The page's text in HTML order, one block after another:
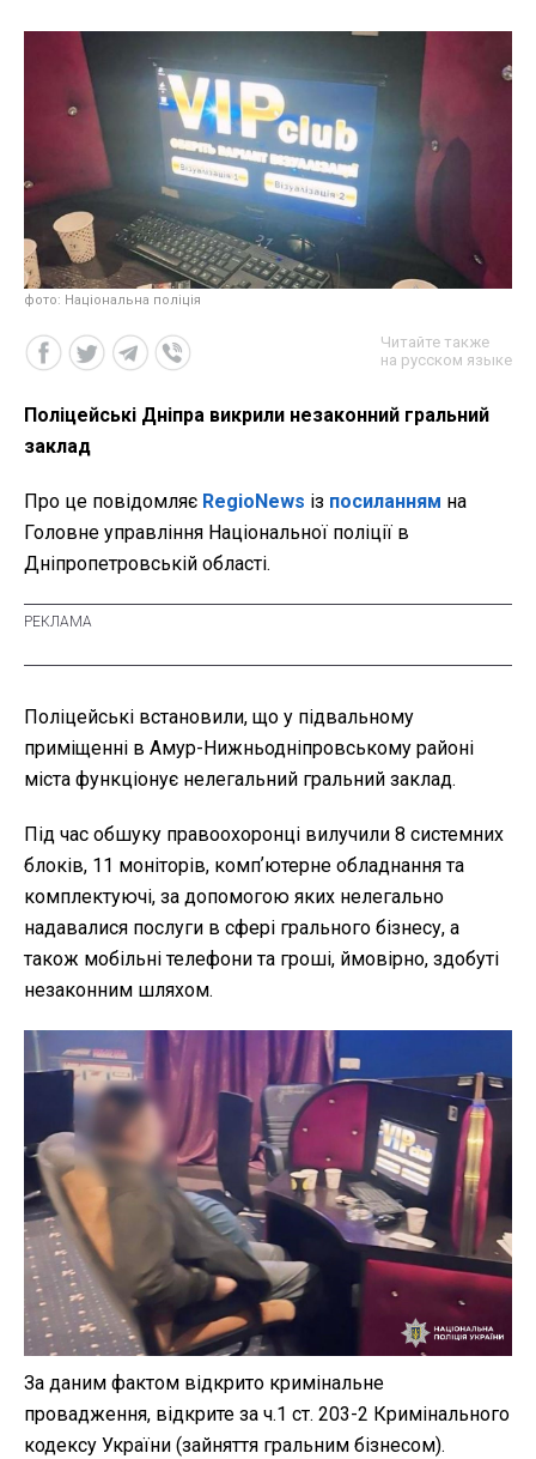
фото: Національна поліція
Читайте также
на русском языке
Поліцейські Дніпра викрили незаконний гральний
заклад
Про це повідомляє RegioNews із посиланням на
Головне управління Національної поліції в
Дніпропетровській області.
Поліцейські встановили, що у підвальному
приміщенні в Амур-Нижньодніпровському районі
міста функціонує нелегальний гральний заклад.
Під час обшуку правоохоронці вилучили 8 системних
блоків, 11 моніторів, компʼютерне обладнання та
комплектуючі, за допомогою яких нелегально
надавалися послуги в сфері грального бізнесу, а
також мобільні телефони та гроші, ймовірно, здобуті
незаконним шляхом.
За даним фактом відкрито кримінальне
провадження, відкрите за ч.1 ст. 203-2 Кримінального
кодексу України (зайняття гральним бізнесом).